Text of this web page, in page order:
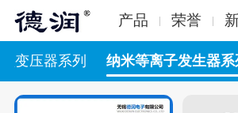
产品 荣誉
变压器系列 纳米等离子发生器系